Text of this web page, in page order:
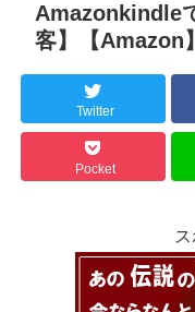
Amazonkindle
客】【Amazon】
Twitter
Pocket